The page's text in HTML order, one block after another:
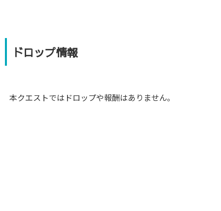
ドロップ情報
本クエストではドロップや報酬はありません｡